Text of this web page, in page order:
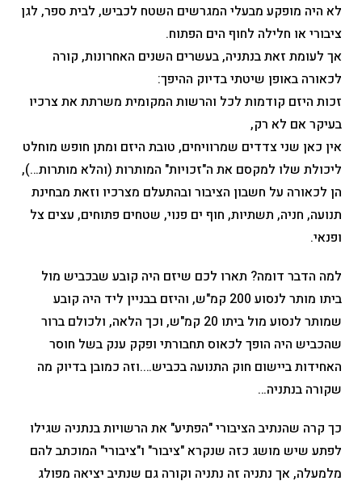
לא היה מופקע מבעלי המגרשים השטח לכביש, לבית ספר, לגן
ציבורי או חלילה לחוף הים הפתוח.
אך לעומת זאת בנתניה, בעשרים השנים האחרונות, קורה
לכאורה באופן שיטתי בדיוק ההיפך:
זכות היזם קודמות לכל והרשות המקומית משרתת את צרכיו
בעיקר אם לא רק,
אין כאן שני צדדים שמרוויחים, טובת היזם ומתן חופש מוחלט
ליכולת שלו למקסם את ה"זכויות" המותרות (והלא מותרות…),
הן לכאורה על חשבון הציבור ובהתעלם מצרכיו וזאת מבחינת
תנועה, חניה, תשתיות, חוף ים פנוי, שטחים פתוחים, עצים צל
ופנאי.
למה הדבר דומה? תארו לכם שיזם היה קובע שבכביש מול
ביתו מותר לנסוע 200 קמ"ש, והיזם בבניין ליד היה קובע
שמותר לנסוע מול ביתו 20 קמ"ש, וכך הלאה, ולכולם ברור
שהכביש היה הופך לכאוס תחבורתי ופקק ענק בשל חוסר
האחידות ביישום חוק התנועה בכביש….וזה כמובן בדיוק מה
שקורה בנתניה…
כך קרה שהנתיב הציבורי "הפתיע" את הרשויות בנתניה שגילו
לפתע שיש מושג כזה שנקרא "ציבור" ו"ציבורי" המוכתב להם
מלמעלה, אך נתניה זה נתניה וקורה גם שנתיב יציאה מפולג